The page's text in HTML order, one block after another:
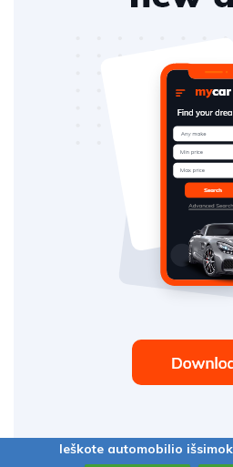
Ieškote automobilio